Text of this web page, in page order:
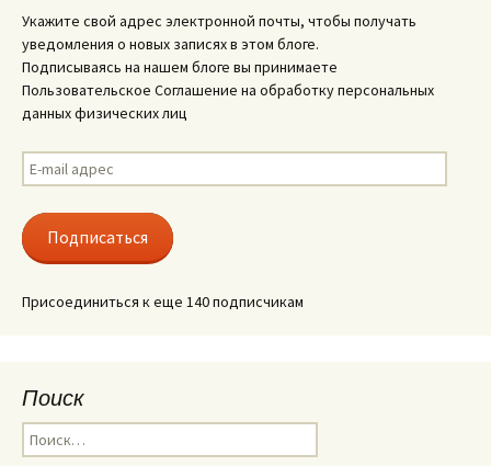
Укажите свой адрес электронной почты, чтобы получать
уведомления о новых записях в этом блоге.
Подписываясь на нашем блоге вы принимаете
Пользовательское Соглашение на обработку персональных
данных физических лиц
E-
mail
Подписаться
Присоединиться к еще 140 подписчикам
Поиск
Найти: